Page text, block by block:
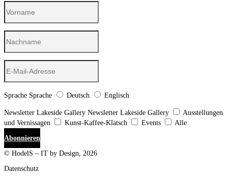
Sprache Sprache Deutsch Englisch
Newsletter Lakeside Gallery Newsletter Lakeside Gallery
Ausstellungen
und Vernissagen
Kunst-Kaffee-Klatsch Events
Alle
Abonnieren
© HodelS – IT by Design, 2026
Datenschutz